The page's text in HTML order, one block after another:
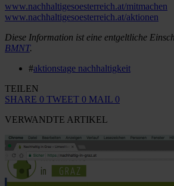
www.nachhaltigesoesterreich.at/mitmachen
www.nachhaltigesoesterreich.at/aktionen
Diese Information ist eine entgeltliche
BMNT.
#aktionstage nachhaltigkeit
TEILEN
SHARE 0 TWEET 0 MAIL 0
VERWANDTE ARTIKEL